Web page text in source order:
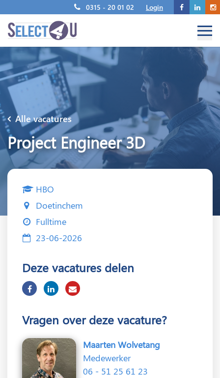
0315 - 20 01 02 Login
Alle vacatures
Project Engineer 3D
HBO
Doetinchem
Fulltime
23-06-2026
Deze vacatures delen
Vragen over deze vacature?
Maarten Wolvetang
Medewerker
06 - 51 25 61 23